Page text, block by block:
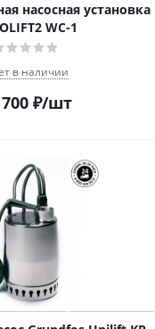
насосная установка
WC-1
в наличии
₽/шт